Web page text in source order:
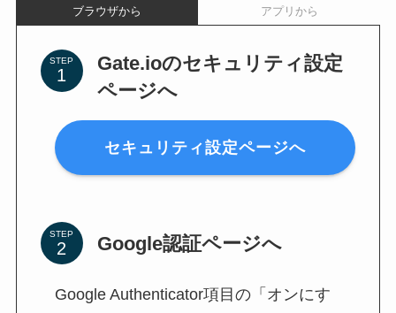
ブラウザから アプリから
STEP
Gate.ioのセキュリティ設定
ページへ
セキュリティ設定ページへ
STEP Google認証ページへ
Google Authenticator項目の「オンにす